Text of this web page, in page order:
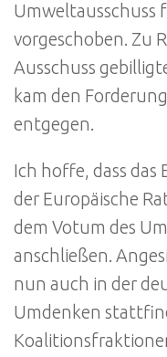
Umweltausschuss
vorgeschoben. Zu
Ausschuss
kam den
entgegen.
Ich hoffe, dass das
der Europäische
dem Votum des
anschließen.
nun auch in der
Umdenken